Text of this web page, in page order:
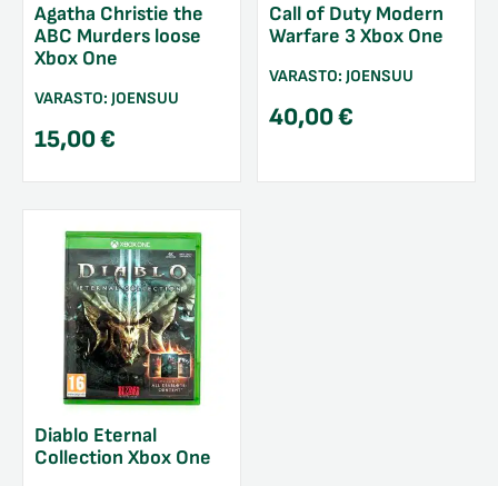
Agatha Christie the
ABC Murders loose
Xbox One
VARASTO: JOENSUU
15,00€
Call of Duty Modern
Warfare 3 Xbox One
VARASTO: JOENSUU
40,00€
Diablo Eternal
Collection Xbox One